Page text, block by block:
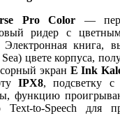
Pro Color —
ридер с
Электронная книга,
цвете корпуса,
экран E Ink
IPX8, подсветку с
функцию
to-Speech для